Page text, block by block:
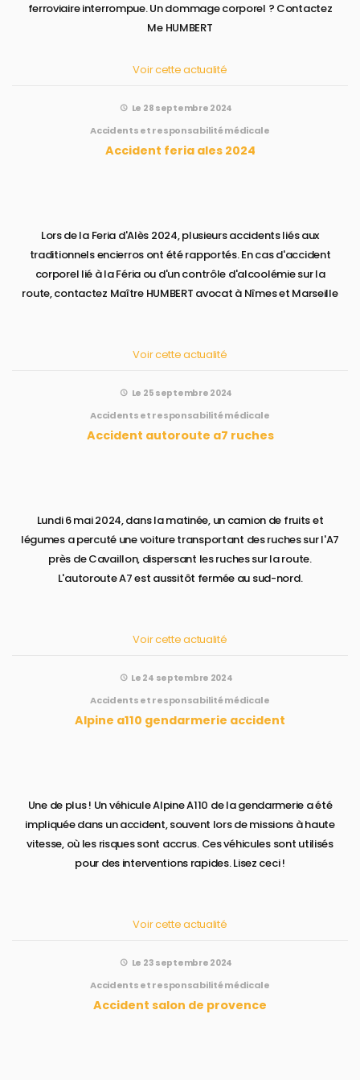
ferroviaire interrompue. Un dommage corporel ? Contactez
Me HUMBERT
Voir cette actualité
Le 28 septembre 2024
Accidents et responsabilité médicale
Accident feria ales 2024
Lors de la Feria d'Alès 2024, plusieurs accidents liés aux
traditionnels encierros ont été rapportés. En cas d'accident
corporel lié à la Féria ou d'un contrôle d'alcoolémie sur la
route, contactez Maître HUMBERT avocat à Nîmes et Marseille
Voir cette actualité
Le 25 septembre 2024
Accidents et responsabilité médicale
Accident autoroute a7 ruches
Lundi 6 mai 2024, dans la matinée, un camion de fruits et
légumes a percuté une voiture transportant des ruches sur l'A7
près de Cavaillon, dispersant les ruches sur la route.
L'autoroute A7 est aussitôt fermée au sud-nord.
Voir cette actualité
Le 24 septembre 2024
Accidents et responsabilité médicale
Alpine a110 gendarmerie accident
Une de plus ! Un véhicule Alpine A110 de la gendarmerie a été
impliquée dans un accident, souvent lors de missions à haute
vitesse, où les risques sont accrus. Ces véhicules sont utilisés
pour des interventions rapides. Lisez ceci !
Voir cette actualité
Le 23 septembre 2024
Accidents et responsabilité médicale
Accident salon de provence